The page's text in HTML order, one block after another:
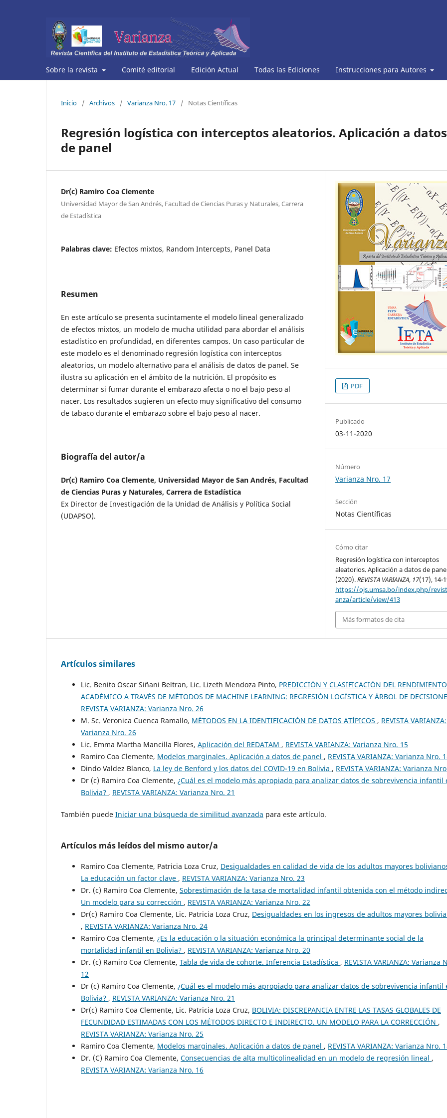
Sobre la revista Comité editorial Edición Actual Todas las Ediciones Instrucciones para Autores
Inicio / Archivos / Varianza Nro. 17 / Notas Científicas
Regresión logística con interceptos aleatorios. Aplicación a datos
de panel
Dr(c) Ramiro Coa Clemente
Universidad Mayor de San Andrés, Facultad de Ciencias Puras y Naturales, Carrera
de Estadística
Palabras clave: Efectos mixtos, Random Intercepts, Panel Data
Resumen
En este artículo se presenta sucintamente el modelo lineal generalizado
de efectos mixtos, un modelo de mucha utilidad para abordar el análisis
estadístico en profundidad, en diferentes campos. Un caso particular de
este modelo es el denominado regresión logística con interceptos
aleatorios, un modelo alternativo para el análisis de datos de panel. Se
ilustra su aplicación en el ámbito de la nutrición. El propósito es
determinar si fumar durante el embarazo afecta o no el bajo peso al
nacer. Los resultados sugieren un efecto muy significativo del consumo
de tabaco durante el embarazo sobre el bajo peso al nacer.
Biografía del autor/a
Dr(c) Ramiro Coa Clemente, Universidad Mayor de San Andrés, Facultad
de Ciencias Puras y Naturales, Carrera de Estadística
Ex Director de Investigación de la Unidad de Análisis y Política Social
(UDAPSO).
PDF
Publicado
03-11-2020
Número
Varianza Nro. 17
Sección
Notas Científicas
Cómo citar
Regresión logística con interceptos
aleatorios. Aplicación a datos de
(2020).REVISTA VARIANZA, 17(17), 14-
https://ojs.umsa.bo/index.php/
anza/article/view/413
Más formatos de cita
Artículos similares
Lic. Benito Oscar Siñani Beltran, Lic. Lizeth Mendoza Pinto, PREDICCIÓN Y CLASIFICACIÓN DEL RENDIMIENTO
ACADÉMICO A TRAVÉS DE MÉTODOS DE MACHINE LEARNING: REGRESIÓN LOGÍSTICA Y ÁRBOL DE
REVISTA VARIANZA: Varianza Nro. 26
M. Sc. Veronica Cuenca Ramallo, MÉTODOS EN LA IDENTIFICACIÓN DE DATOS ATÍPICOS , REVISTA VARIANZA:
Varianza Nro. 26
Lic. Emma Martha Mancilla Flores, Aplicación del REDATAM , REVISTA VARIANZA: Varianza Nro. 15
Ramiro Coa Clemente, Modelos marginales. Aplicación a datos de panel , REVISTA VARIANZA: Varianza Nro.
Dindo Valdez Blanco, La ley de Benford y los datos del COVID-19 en Bolivia , REVISTA VARIANZA: Varianza
Dr (c) Ramiro Coa Clemente, ¿Cuál es el modelo más apropiado para analizar datos de sobrevivencia infantil
Bolivia? , REVISTA VARIANZA: Varianza Nro. 21
También puede Iniciar una búsqueda de similitud avanzada para este artículo.
Artículos más leídos del mismo autor/a
Ramiro Coa Clemente, Patricia Loza Cruz, Desigualdades en calidad de vida de los adultos mayores
La educación un factor clave , REVISTA VARIANZA: Varianza Nro. 23
Dr. (c) Ramiro Coa Clemente, Sobrestimación de la tasa de mortalidad infantil obtenida con el método
Un modelo para su corrección , REVISTA VARIANZA: Varianza Nro. 22
Dr(c) Ramiro Coa Clemente, Lic. Patricia Loza Cruz, Desigualdades en los ingresos de adultos mayores
, REVISTA VARIANZA: Varianza Nro. 24
Ramiro Coa Clemente, ¿Es la educación o la situación económica la principal determinante social de la
mortalidad infantil en Bolivia? , REVISTA VARIANZA: Varianza Nro. 20
Dr. (c) Ramiro Coa Clemente, Tabla de vida de cohorte. Inferencia Estadística , REVISTA VARIANZA: Varianza
12
Dr (c) Ramiro Coa Clemente, ¿Cuál es el modelo más apropiado para analizar datos de sobrevivencia infantil
Bolivia? , REVISTA VARIANZA: Varianza Nro. 21
Dr(c) Ramiro Coa Clemente, Lic. Patricia Loza Cruz, BOLIVIA: DISCREPANCIA ENTRE LAS TASAS GLOBALES DE
FECUNDIDAD ESTIMADAS CON LOS MÉTODOS DIRECTO E INDIRECTO. UN MODELO PARA LA CORRECCIÓN ,
REVISTA VARIANZA: Varianza Nro. 25
Ramiro Coa Clemente, Modelos marginales. Aplicación a datos de panel , REVISTA VARIANZA: Varianza Nro.
Dr. (C) Ramiro Coa Clemente, Consecuencias de alta multicolinealidad en un modelo de regresión lineal ,
REVISTA VARIANZA: Varianza Nro. 16